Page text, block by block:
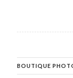
BOUTIQUE